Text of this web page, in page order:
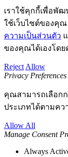
เราใช้คุกกี้เพื่อพั
ใช้เว็บไซต์ของคุ
ความเป็นส่วนตัว
ของคุณได้เองโด
Reject Allow
Privacy Preferences
คุณสามารถเลือก
ประเภทได้ตามคว
Allow All
Manage Consent
Always